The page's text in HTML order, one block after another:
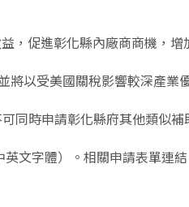
，促進彰化縣內廠商商機，增
以受美國關稅影響較深產業
同時申請彰化縣府其他類似補
文字體）。相關申請表單連結